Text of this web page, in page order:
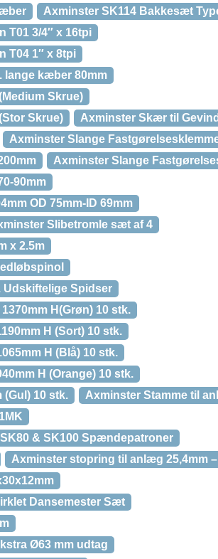
Axminster SK114 Bakkesæt
T01 3/4″ x 16tpi
T04 1″ x 8tpi
lange kæber 80mm
Skrue)
Skrue)
Axminster Skær til
Axminster Slange
Axminster Slange
90mm
OD 75mm-ID 69mm
Slibetromle sæt af 4
x 2.5m
Spidser
H(Grøn) 10 stk.
H (Sort) 10 stk.
H (Blå) 10 stk.
H (Orange) 10 stk.
10 stk.
Axminster Stamme til
& SK100 Spændepatroner
Axminster stopring til anlæg 25,4mm –
Dansemester Sæt
Ø63 mm udtag